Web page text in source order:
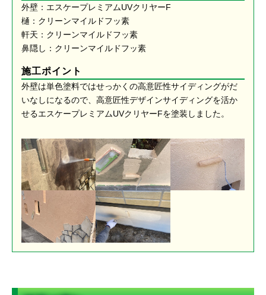
外壁：エスケープレミアムUVクリヤーF
樋：クリーンマイルドフッ素
軒天：クリーンマイルドフッ素
鼻隠し：クリーンマイルドフッ素
施工ポイント
外壁は単色塗料ではせっかくの高意匠性サイディングがだ
いなしになるので、高意匠性デザインサイディングを活か
せるエスケープレミアムUVクリヤーFを塗装しました。